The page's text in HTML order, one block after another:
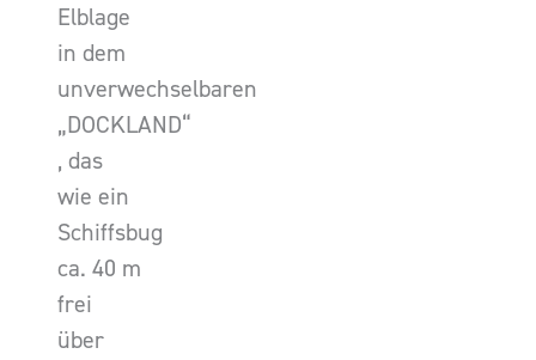
Elblage
in dem
unverwechselbaren
„DOCKLAND“
, das
wie ein
Schiffsbug
ca. 40 m
frei
über